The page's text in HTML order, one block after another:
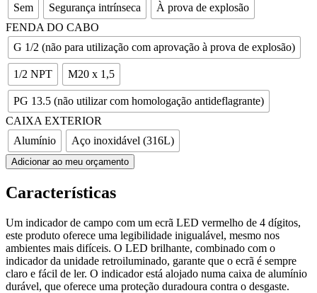
Sem
Segurança intrínseca
À prova de explosão
FENDA DO CABO
G 1/2 (não para utilização com aprovação à prova de explosão)
1/2 NPT M20 x 1,5
PG 13.5 (não utilizar com homologação antideflagrante)
CAIXA EXTERIOR
Alumínio
Aço inoxidável (316L)
Adicionar ao meu orçamento
Características
Um indicador de campo com um ecrã LED vermelho de 4 dígitos,
este produto oferece uma legibilidade inigualável, mesmo nos
ambientes mais difíceis. O LED brilhante, combinado com o
indicador da unidade retroiluminado, garante que o ecrã é sempre
claro e fácil de ler. O indicador está alojado numa caixa de alumínio
durável, que oferece uma proteção duradoura contra o desgaste.